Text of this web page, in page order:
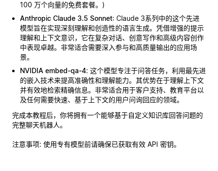
100 万个向量的免费套餐。)
Anthropic Claude 3.5 Sonnet: Claude 3系列中的这个先进
模型旨在实现深刻理解和创造性的语言生成。凭借增强的提示
理解和上下文意识，它在复杂对话、创意写作和高级内容创作
中表现卓越。非常适合需要深入参与和高质量输出的应用场
景。
NVIDIA embed-qa-4: 这个模型专注于问答任务，利用最先进
的嵌入技术来提高准确性和理解能力。其优势在于理解上下文
并有效地检索精确信息。非常适合用于客户支持、教育平台以
及任何需要快速、基于上下文的用户问询回应的领域。
完成本教程后，你将拥有一个能够基于自定义知识库回答问题的
完整聊天机器人。
注意事项: 使用专有模型前请确保已获取有效 API 密钥。